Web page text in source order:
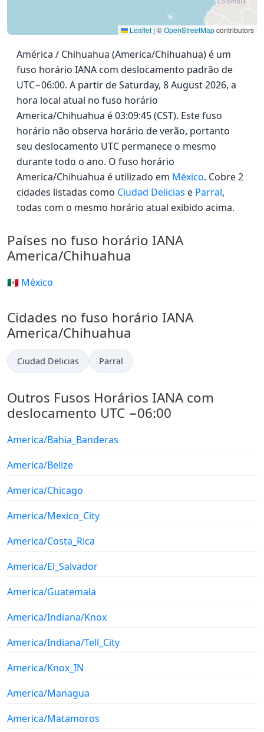
Leaflet | ©OpenStreetMapcontributors
América / Chihuahua (America/Chihuahua) é um
fuso horário IANA com deslocamento padrão de
UTC−06:00. A partir de Saturday, 8 August 2026, a
hora local atual no fuso horário
America/Chihuahua é 03:09:45 (CST). Este fuso
horário não observa horário de verão, portanto
seu deslocamento UTC permanece o mesmo
durante todo o ano. O fuso horário
America/Chihuahua é utilizado em México. Cobre 2
cidades listadas como Ciudad Delicias e Parral,
todas com o mesmo horário atual exibido acima.
Países no fuso horário IANA
America/Chihuahua
🇲🇽 México
Cidades no fuso horário IANA
America/Chihuahua
Ciudad Delicias Parral
Outros Fusos Horários IANA com
deslocamento UTC −06:00
America/Bahia_Banderas
America/Belize
America/Chicago
America/Mexico_City
America/Costa_Rica
America/El_Salvador
America/Guatemala
America/Indiana/Knox
America/Indiana/Tell_City
America/Knox_IN
America/Managua
America/Matamoros